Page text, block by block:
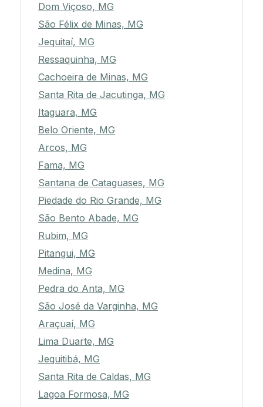
Dom Viçoso, MG
São Félix de Minas, MG
Jequitaí, MG
Ressaquinha, MG
Cachoeira de Minas, MG
Santa Rita de Jacutinga, MG
Itaguara, MG
Belo Oriente, MG
Arcos, MG
Fama, MG
Santana de Cataguases, MG
Piedade do Rio Grande, MG
São Bento Abade, MG
Rubim, MG
Pitangui, MG
Medina, MG
Pedra do Anta, MG
São José da Varginha, MG
Araçuaí, MG
Lima Duarte, MG
Jequitibá, MG
Santa Rita de Caldas, MG
Lagoa Formosa, MG